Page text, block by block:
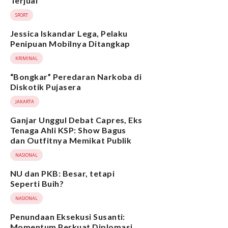
SPORT
Jessica Iskandar Lega, Pelaku
Penipuan Mobilnya Ditangkap
KRIMINAL
“Bongkar” Peredaran Narkoba di
Diskotik Pujasera
JAKARTA
Ganjar Unggul Debat Capres, Eks
Tenaga Ahli KSP: Show Bagus
dan Outfitnya Memikat Publik
NASIONAL
NU dan PKB: Besar, tetapi
Seperti Buih?
NASIONAL
Penundaan Eksekusi Susanti: